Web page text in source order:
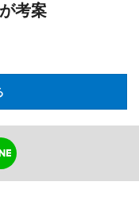
考案